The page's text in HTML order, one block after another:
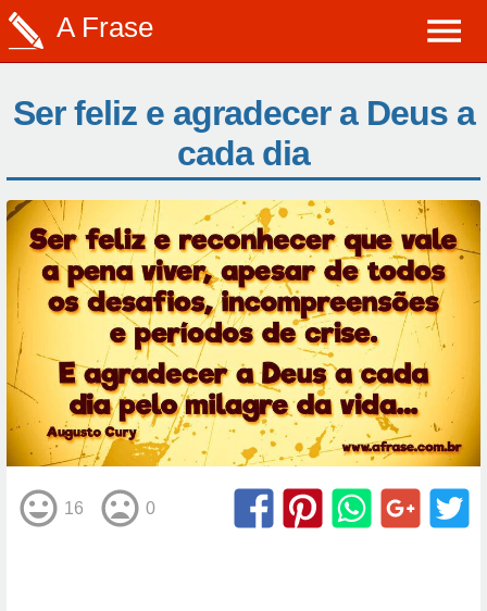
A Frase
Ser feliz e agradecer a Deus a
cada dia
16 0